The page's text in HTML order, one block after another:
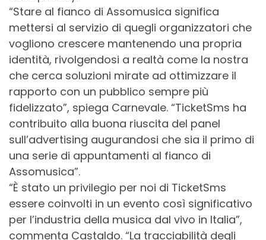
“Stare al fianco di Assomusica significa
mettersi al servizio di quegli organizzatori che
vogliono crescere mantenendo una propria
identità, rivolgendosi a realtà come la nostra
che cerca soluzioni mirate ad ottimizzare il
rapporto con un pubblico sempre più
fidelizzato”, spiega Carnevale. “TicketSms ha
contribuito alla buona riuscita del panel
sull’advertising augurandosi che sia il primo di
una serie di appuntamenti al fianco di
Assomusica”.
“È stato un privilegio per noi di TicketSms
essere coinvolti in un evento così significativo
per l’industria della musica dal vivo in Italia”,
commenta Castaldo. “La tracciabilità degli